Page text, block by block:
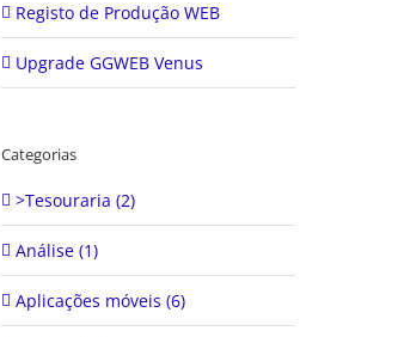
Registo de Produção WEB
Upgrade GGWEB Venus
Categorias
>Tesouraria (2)
Análise (1)
Aplicações móveis (6)